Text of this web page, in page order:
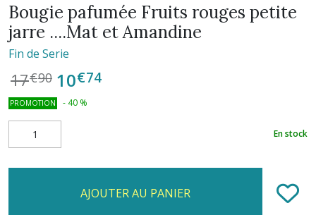
Bougie pafumée Fruits rouges petite
jarre ....Mat et Amandine
Fin de Serie
17€90 10€74
PROMOTION - 40 %
En stock
AJOUTER AU PANIER